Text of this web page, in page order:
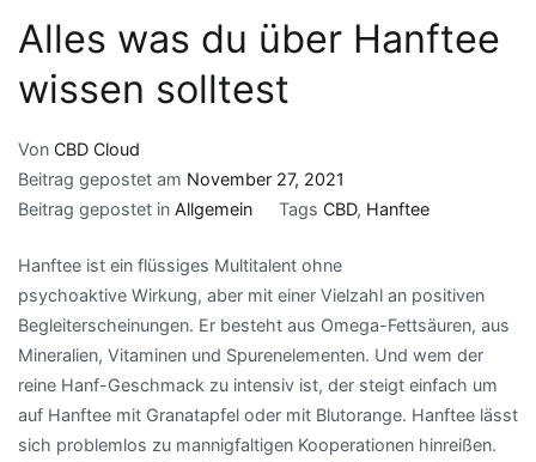
Alles was du über Hanftee
wissen solltest
Von CBD Cloud
Beitrag gepostet am November 27, 2021
Beitrag gepostet in Allgemein Tags CBD, Hanftee
Hanftee ist ein flüssiges Multitalent ohne
psychoaktive Wirkung, aber mit einer Vielzahl an positiven
Begleiterscheinungen. Er besteht aus Omega-Fettsäuren, aus
Mineralien, Vitaminen und Spurenelementen. Und wem der
reine Hanf-Geschmack zu intensiv ist, der steigt einfach um
auf Hanftee mit Granatapfel oder mit Blutorange. Hanftee lässt
sich problemlos zu mannigfaltigen Kooperationen hinreißen.